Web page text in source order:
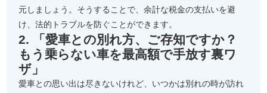
元しましょう。そうすることで、余計な税金の支払いを避
け、法的トラブルを防ぐことができます。
2. 「愛車との別れ方、ご存知ですか？
もう乗らない車を最高額で手放す裏ワ
ザ」
愛車との思い出は尽きないけれど、いつかは別れの時が訪れ